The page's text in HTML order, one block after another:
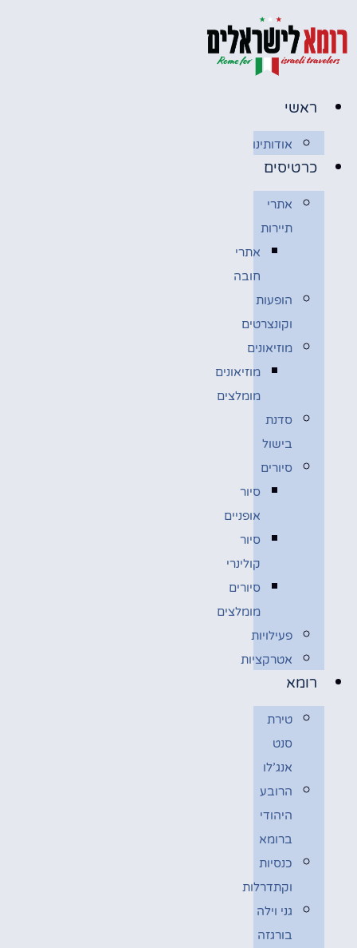
ראשי
אודותינו
כרטיסים
אתרי
תיירות
אתרי
חובה
הופעות
וקונצרטים
מוזיאונים
מוזיאונים
מומלצים
סדנת
בישול
סיורים
סיור
אופניים
סיור
קולינרי
סיורים
מומלצים
פעילויות
אטרקציות
רומא
טירת
סנט
אנג’לו
הרובע
היהודי
ברומא
כנסיות
וקתדרלות
גני וילה
בורגזה